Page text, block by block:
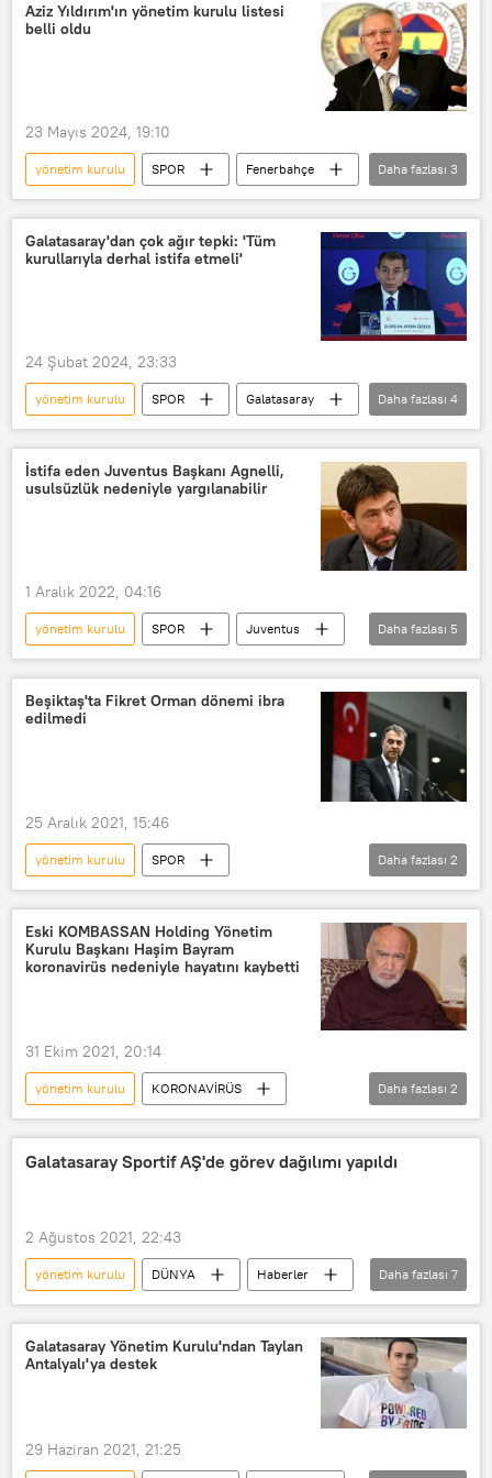
Aziz Yıldırım'ın yönetim kurulu listesi
belli oldu
23 Mayıs 2024, 19:10
yönetim kurulu SPOR
Fenerbahçe
Aziz Yıldırım
Başkanlık seçimleri
Seçim
Daha fazlası 3
Galatasaray'dan çok ağır tepki: 'Tüm
kurullarıyla derhal istifa etmeli'
24 Şubat 2024, 23:33
yönetim kurulu SPOR
Galatasaray
Yönetim
Türkiye Futbol Federasyonu (TFF)
Mehmet Büyükekşi
Futbol
Daha fazlası 4
İstifa eden Juventus Başkanı Agnelli,
usulsüzlük nedeniyle yargılanabilir
1 Aralık 2022, 04:16
yönetim kurulu SPOR
Juventus
yönetim
Andrea Agnelli
Serie A
İtalya 1. Futbol Ligi (Serie A)
mali kriz
Daha fazlası 5
Beşiktaş'ta Fikret Orman dönemi ibra
edilmedi
25 Aralık 2021, 15:46
yönetim kurulu
SPOR
Fikret Orman
Beşiktaş
Haberler
Daha fazlası 2
Eski KOMBASSAN Holding Yönetim
Kurulu Başkanı Haşim Bayram
koronavirüs nedeniyle hayatını kaybetti
31 Ekim 2021, 20:14
yönetim kurulu
KORONAVİRÜS
Koronavirüs
öldü
Daha fazlası 2
Galatasaray Sportif AŞ'de görev dağılımı yapıldı
2 Ağustos 2021, 22:43
yönetim kurulu DÜNYA
Haberler
Türkiye
SPOR
YAŞAM
Galatasaray
görev
Burak Elmas
Daha fazlası 7
Galatasaray Yönetim Kurulu'ndan Taylan
Antalyalı'ya destek
29 Haziran 2021, 21:25